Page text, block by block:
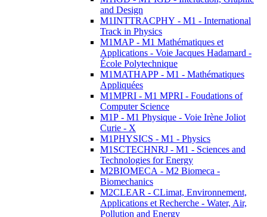
and Design
M1INTTRACPHY - M1 - International
Track in Physics
M1MAP - M1 Mathématiques et
Applications - Voie Jacques Hadamard -
École Polytechnique
M1MATHAPP - M1 - Mathématiques
Appliquées
M1MPRI - M1 MPRI - Foudations of
Computer Science
M1P - M1 Physique - Voie Irène Joliot
Curie - X
M1PHYSICS - M1 - Physics
M1SCTECHNRJ - M1 - Sciences and
Technologies for Energy
M2BIOMECA - M2 Biomeca -
Biomechanics
M2CLEAR - CLimat, Environnement,
Applications et Recherche - Water, Air,
Pollution and Energy